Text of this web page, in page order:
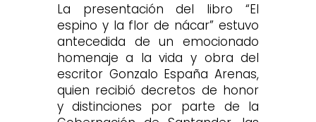
La presentación del libro “El
espino y la flor de nácar” estuvo
antecedida de un emocionado
homenaje a la vida y obra del
escritor Gonzalo España Arenas,
quien recibió decretos de honor
y distinciones por parte de la